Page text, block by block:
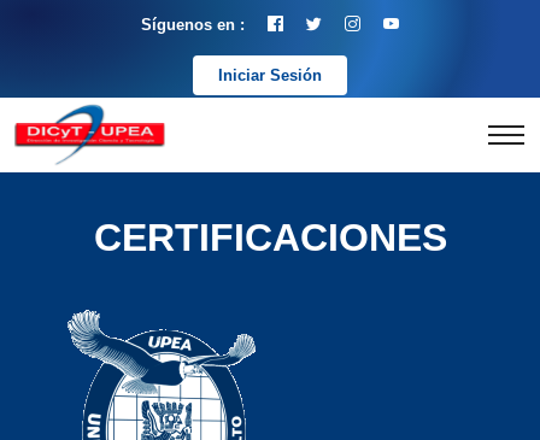
Síguenos en :
Iniciar Sesión
CERTIFICACIONES